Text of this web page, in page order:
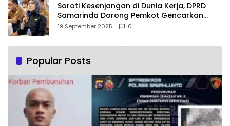
Soroti Kesenjangan di Dunia Kerja, DPRD
Samarinda Dorong Pemkot Gencarkan
Pemberdayaan Perempuan
19 September 2025 0
Popular Posts